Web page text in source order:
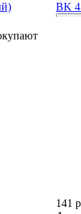
BK
141